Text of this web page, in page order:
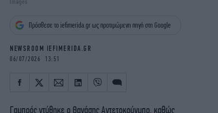
iBOOKS
OSCARS
NEWSLETTER
Images
Πρόσθεσε το iefimerida.gr ως προτιμώμενη πηγή στη Google
NEWSROOM IEFIMERIDA.GR
06/07/2026 13:51
Γαμπρός ντύθηκε ο Θανάσης Αντετοκούνμπο, καθώς